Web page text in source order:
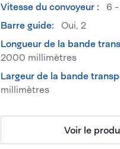
Vitesse du convoyeur :
6
Barre guide:
Oui, 2
Longueur de la bande
2000 millimètres
Largeur de la bande
millimètres
Voir le